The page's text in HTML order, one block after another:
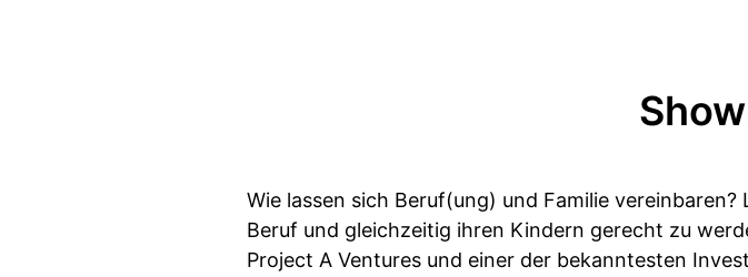
Wie lassen sich Beruf(ung) und Familie
Beruf und gleichzeitig ihren Kindern gerecht zu
Project A Ventures und einer der bekanntesten